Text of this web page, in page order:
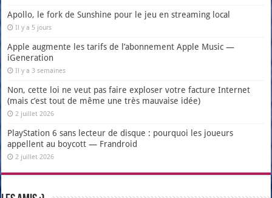
Apollo, le fork de Sunshine pour le jeu en streaming local
Il y a 5 jours
Apple augmente les tarifs de l’abonnement Apple Music —
iGeneration
Il y a 3 semaines
Non, cette loi ne veut pas faire exploser votre facture Internet
(mais c’est tout de même une très mauvaise idée)
2 juillet 2026
PlayStation 6 sans lecteur de disque : pourquoi les joueurs
appellent au boycott — Frandroid
2 juillet 2026